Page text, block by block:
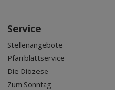
Service
Stellenangebote
Pfarrblattservice
Die Diözese
Zum Sonntag